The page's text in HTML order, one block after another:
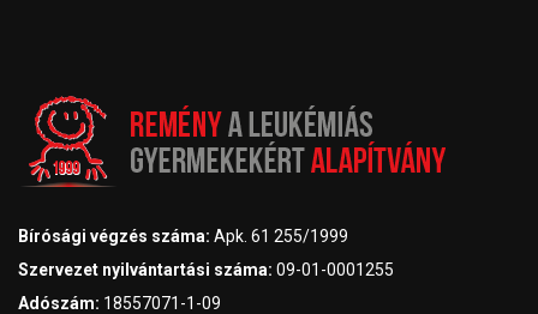
Bírósági végzés száma: Apk. 61 255/1999
Szervezet nyilvántartási száma: 09-01-0001255
Adószám: 18557071-1-09